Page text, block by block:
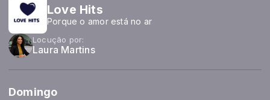
Love Hits
Porque o amor está no ar
Locução por:
Laura Martins
Domingo